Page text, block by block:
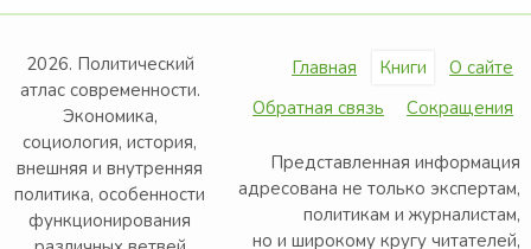
2026. Политический
атлас современности.
Экономика,
социология, история,
внешняя и внутренняя
политика, особенности
функционирования
Главная Книги
О сайте
Обратная связь
Сокращения
Представленная информация
адресована не только экспертам,
политикам и журналистам,
но и широкому кругу читателей,